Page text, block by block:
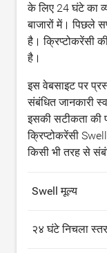
के लिए 24 घंटे का
बाजारों में। पिछले
है। क्रिप्टोकरेंसी
है।
इस वेबसाइट पर
संबंधित जानकारी
इसकी सटीकता की
क्रिप्टोकरेंसी
किसी भी तरह से
Swell मूल्य
२४ घंटे निचला स्तर